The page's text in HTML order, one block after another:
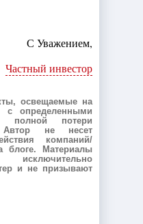
С Уважением,
Частный инвестор
освещаемые на
с определенными
полной потери
Автор не несет
компаний/
блоге. Материалы
и не призывают